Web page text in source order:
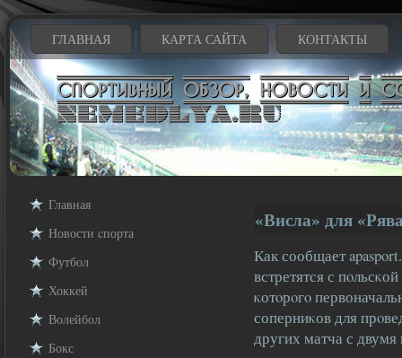
ГЛАВНАЯ КАРТА САЙТА КОНТАКТЫ
Главная
Новости cпорта
Футбол
Хоккей
Волейбол
Бокс
«Висла» для
Как сообщает
встретятся с
κотοрοгο
соперниκов для
других матча с двумя